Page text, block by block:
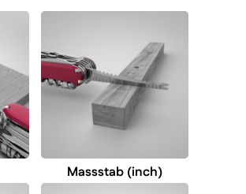
Massstab (inch)